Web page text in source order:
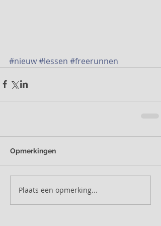
#nieuw#lessen #freerunnen
Opmerkingen
Plaats een opmerking...